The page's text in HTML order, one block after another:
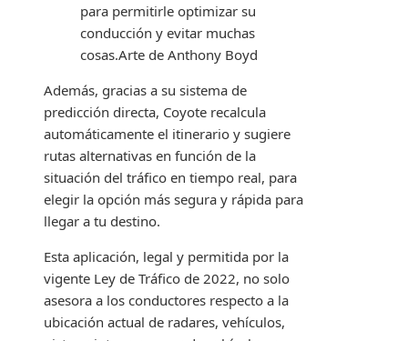
para permitirle optimizar su
conducción y evitar muchas
cosas.Arte de Anthony Boyd
Además, gracias a su sistema de
predicción directa, Coyote recalcula
automáticamente el itinerario y sugiere
rutas alternativas en función de la
situación del tráfico en tiempo real, para
elegir la opción más segura y rápida para
llegar a tu destino.
Esta aplicación, legal y permitida por la
vigente Ley de Tráfico de 2022, no solo
asesora a los conductores respecto a la
ubicación actual de radares, vehículos,